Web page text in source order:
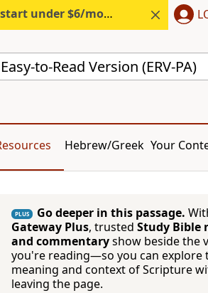
under $6/month. Start free.
to-Read Version (ERV-PA)
Hebrew/Greek Your
PLUS Go deeper in this passage.
Gateway Plus, trusted Study Bible
and commentaryshow beside the
you're reading—so you can explore
meaning and context of Scripture
leaving the page.